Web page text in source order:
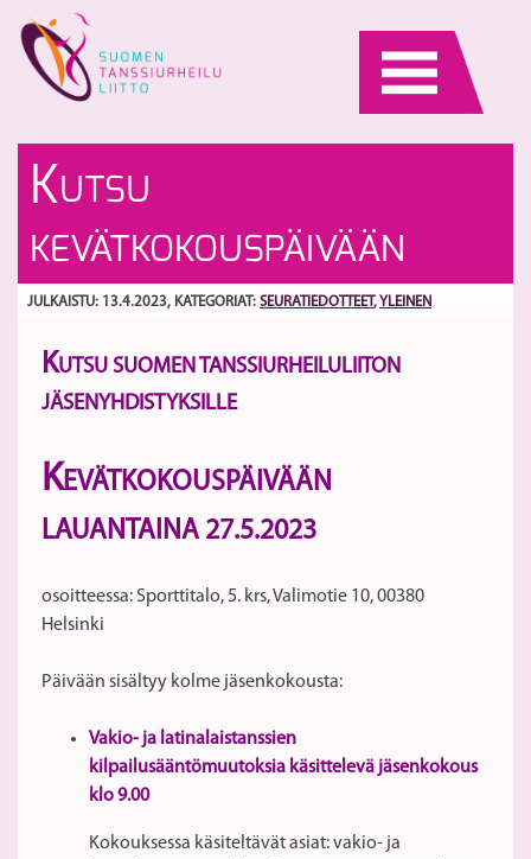
content
KUTSU
KEVÄTKOKOUSPÄIVÄÄN
JULKAISTU: 13.4.2023, KATEGORIAT: SEURATIEDOTTEET , YLEINEN
KUTSU SUOMEN TANSSIURHEILULIITON
JÄSENYHDISTYKSILLE
KEVÄTKOKOUSPÄIVÄÄN
LAUANTAINA 27.5.2023
osoitteessa: Sporttitalo, 5. krs, Valimotie 10, 00380
Helsinki
Päivään sisältyy kolme jäsenkokousta:
Vakio- ja latinalaistanssien
kilpailusääntömuutoksia käsittelevä jäsenkokous
klo 9.00
Kokouksessa käsiteltävät asiat: vakio- ja